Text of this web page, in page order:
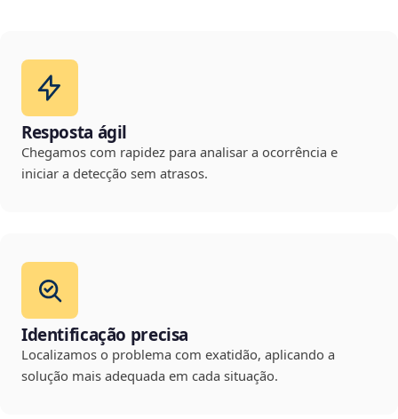
Resposta ágil
Chegamos com rapidez para analisar a ocorrência e
iniciar a detecção sem atrasos.
Identificação precisa
Localizamos o problema com exatidão, aplicando a
solução mais adequada em cada situação.